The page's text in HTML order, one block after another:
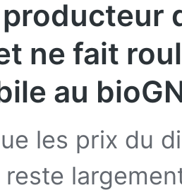
ne fait
au
les prix du